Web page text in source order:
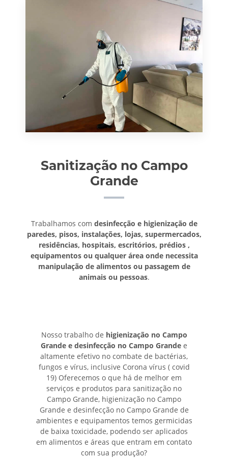
Sanitização no Campo
Grande
Trabalhamos com desinfecção e higienização de
paredes, pisos, instalações, lojas, supermercados,
residências, hospitais, escritórios, prédios ,
equipamentos ou qualquer área onde necessita
manipulação de alimentos ou passagem de
animais ou pessoas.
Nosso trabalho de higienização no Campo
Grande e desinfecção no Campo Grande e
altamente efetivo no combate de bactérias,
fungos e vírus, inclusive Corona vírus ( covid
19) Oferecemos o que há de melhor em
serviços e produtos para sanitização no
Campo Grande, higienização no Campo
Grande e desinfecção no Campo Grande de
ambientes e equipamentos temos germicidas
de baixa toxicidade, podendo ser aplicados
em alimentos e áreas que entram em contato
com sua produção?